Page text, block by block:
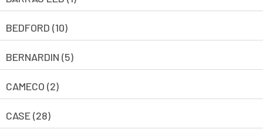
BEDFORD (10)
BERNARDIN (5)
CAMECO (2)
CASE (28)